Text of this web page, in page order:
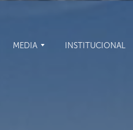
MEDIA INSTITUCIONAL